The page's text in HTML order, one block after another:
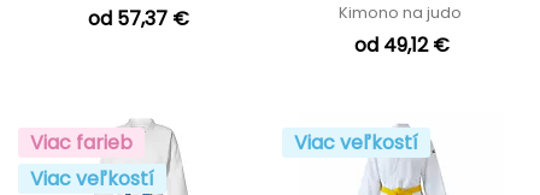
od 57,37 € Kimono na judo
od 49,12 €
Viac farieb
Viac veľkostí
Viac veľkostí